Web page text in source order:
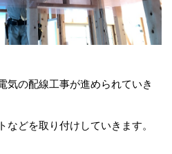
気の配線工事が進められていき
などを取り付けしていきます。